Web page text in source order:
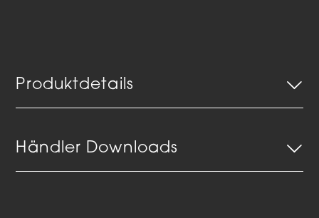
Produktdetails
Händler Downloads